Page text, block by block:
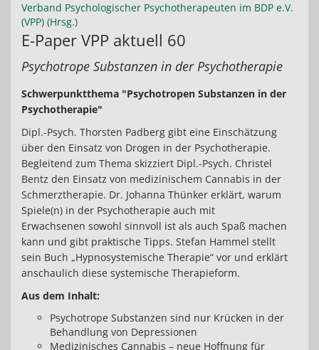
Verband Psychologischer Psychotherapeuten im BDP e.V.
(VPP) (Hrsg.)
E-Paper VPP aktuell 60
Psychotrope Substanzen in der Psychotherapie
Schwerpunktthema "Psychotropen Substanzen in der
Psychotherapie"
Dipl.-Psych. Thorsten Padberg gibt eine Einschätzung
über den Einsatz von Drogen in der Psychotherapie.
Begleitend zum Thema skizziert Dipl.-Psych. Christel
Bentz den Einsatz von medizinischem Cannabis in der
Schmerztherapie. Dr. Johanna Thünker erklärt, warum
Spiele(n) in der Psychotherapie auch mit
Erwachsenen sowohl sinnvoll ist als auch Spaß machen
kann und gibt praktische Tipps. Stefan Hammel stellt
sein Buch „Hypnosystemische Therapie“ vor und erklärt
anschaulich diese systemische Therapieform.
Aus dem Inhalt:
Psychotrope Substanzen sind nur Krücken in der
Behandlung von Depressionen
Medizinisches Cannabis – neue Hoffnung für